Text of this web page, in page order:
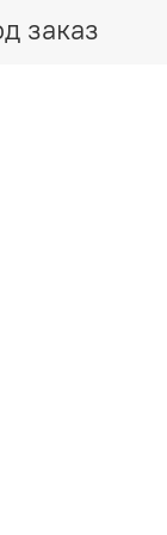
заказ